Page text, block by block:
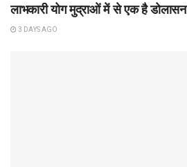
लाभकारी योग मुद्राओं में से एक है डोलासन
3 DAYS AGO